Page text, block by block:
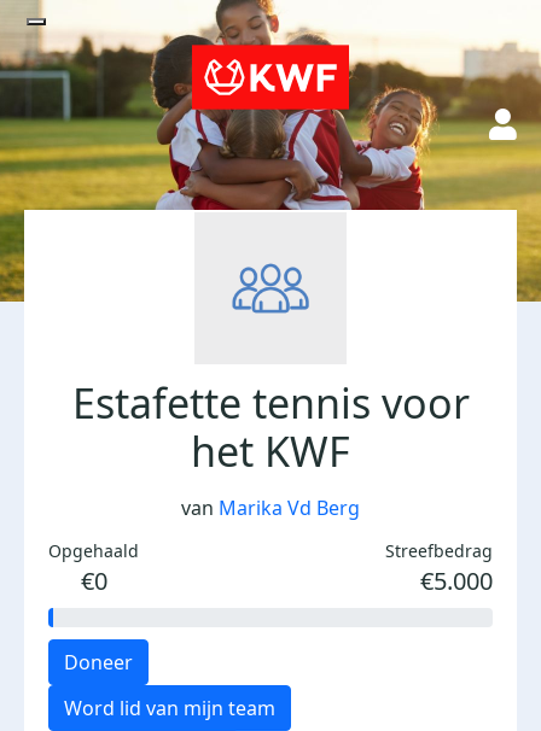
Estafette tennis voor
het KWF
van Marika Vd Berg
Opgehaald
€0
Streefbedrag
€5.000
Doneer
Word lid van mijn team